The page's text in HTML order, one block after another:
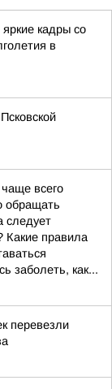
кадры со
в
всего
обращать
следует
Какие правила
заболеть, как...
перевезли